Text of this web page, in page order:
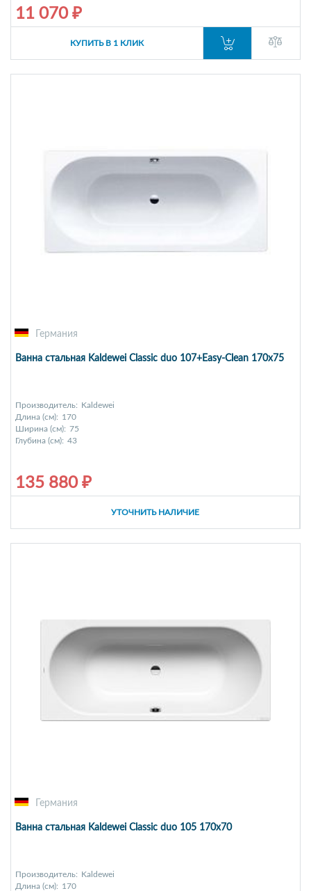
11 070 ₽
КУПИТЬ В 1 КЛИК
Германия
Ванна стальная Kaldewei Classic duo 107+Easy-Clean 170x75
Производитель: Kaldewei
Длина (см): 170
Ширина (см): 75
Глубина (см): 43
135 880 ₽
УТОЧНИТЬ НАЛИЧИЕ
Германия
Ванна стальная Kaldewei Classic duo 105 170x70
Производитель: Kaldewei
Длина (см): 170